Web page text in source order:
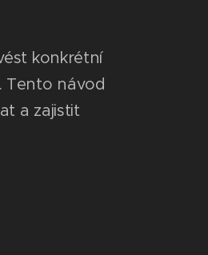
konkrétní
Tento návod
a zajistit